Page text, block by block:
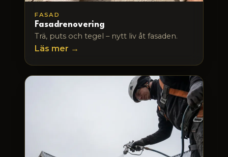
FASAD
Fasadrenovering
Trä, puts och tegel – nytt liv åt fasaden.
Läs mer →